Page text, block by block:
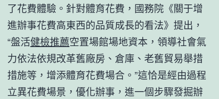
了花費體驗。針對體育花費，國務院《關于增
進辦事花費高東西的品質成長的看法》提出，
“盤活健檢推薦空置場館場地資本，領導社會氣
力依法依規改革舊廠房、倉庫、老舊貿易舉措
措施等，增添體育花費場合。”這恰是經由過程
立異花費場景，優化辦事，進一個步驟發掘辦